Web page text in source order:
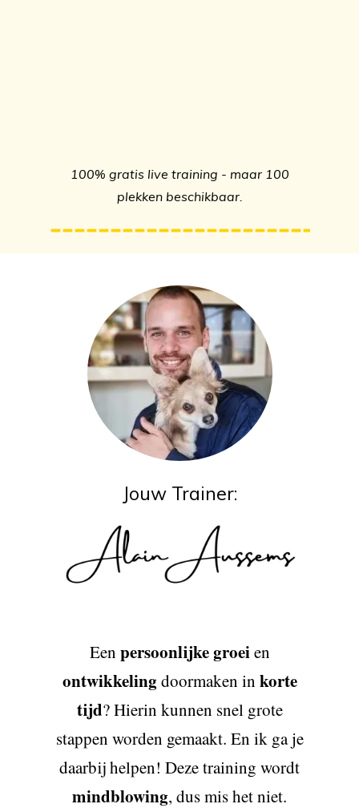
100% gratis live training - maar 100
plekken beschikbaar.
Jouw Trainer:
Een persoonlijke groeien
ontwikkelingdoormaken in korte
tijd? Hierin kunnen snel grote
stappen worden gemaakt. En ik ga je
daarbij helpen! Deze training wordt
mindblowing, dus mis het niet.